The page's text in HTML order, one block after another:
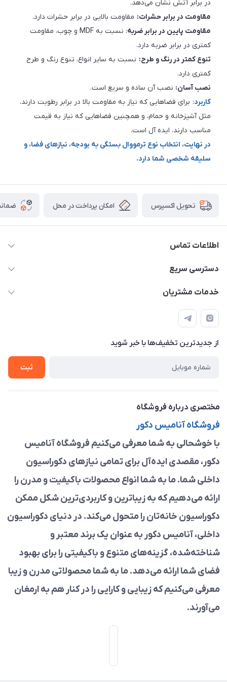
در برابر آتش نشان می‌دهد.
مقاومت در برابر حشرات: مقاومت بالایی در برابر حشرات دارد.
مقاومت پایین در برابر ضربه
: نسبت به MDF و چوب، مقاومت
کمتری در برابر ضربه دارد.
تنوع کمتر در رنگ و طرح: نسبت به سایر انواع، تنوع رنگ و طرح
کمتری دارد.
نصب آسان: نصب آن ساده و سریع است.
کاربرد: برای فضاهایی که نیاز به مقاومت بالا در برابر رطوبت دارند،
مثل آشپزخانه و حمام، و همچنین فضاهایی که نیاز به قیمت
مناسب دارند، ایده آل است.
در نهایت، انتخاب نوع ترمووال بستگی به بودجه، نیازهای فضا، و
سلیقه شخصی شما دارد.
تحویل اکسپرس امکان پرداخت در محل
اطلاعات تماس
09913878908 _ 09201096459 _ 021.28424157
دسترسی سریع
حساب کاربری
لیست محصولات
درباره ما
خدمات مشتریان
قوانین و مقررات
حریم خصوصی
راهنما
از جدید‌ترین تخفیف‌ها با‌ خبر شوید
ثبت
مختصری درباره فروشگاه
فروشگاه آنامیس دکور
با خوشحالی به شما معرفی می‌کنیم فروشگاه آنامیس
دکور، مقصدی ایده‌آل برای تمامی نیازهای دکوراسیون
داخلی شما. ما به شما انواع محصولات باکیفیت و مدرن را
ارائه می‌دهیم که به زیباترین و کاربردی‌ترین شکل ممکن
دکوراسیون خانه‌تان را متحول می‌کند. در دنیای دکوراسیون
داخلی، آنامیس دکور به عنوان یک برند معتبر و
شناخته‌شده، گزینه‌های متنوع و باکیفیتی را برای بهبود
فضای شما ارائه می‌دهد. ما به شما محصولاتی مدرن و زیبا
معرفی می‌کنیم که زیبایی و کارایی را در کنار هم به ارمغان
می‌آورند.